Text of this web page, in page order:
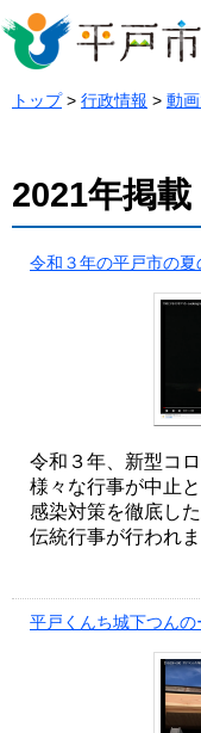
トップ> 行政情報 > 動
2021年掲載
令和３年の平戸市の夏
令和３年、新型コ
様々な行事が中止
感染対策を徹底し
伝統行事が行われま
平戸くんち城下つんの